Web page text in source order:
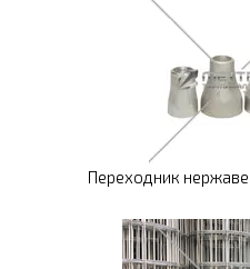
Переходник